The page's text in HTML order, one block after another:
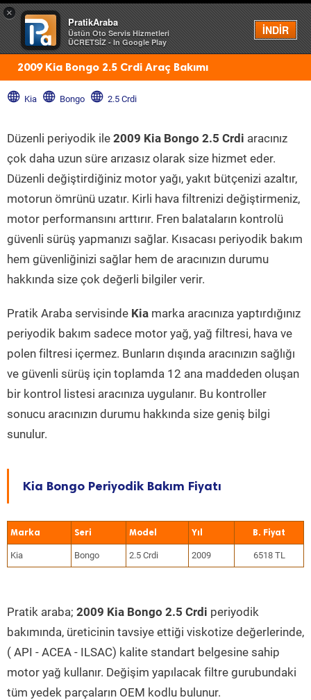
×
PratikAraba
Üstün Oto Servis Hizmetleri
ÜCRETSİZ - In Google Play
İNDİR
Menü
2009 Kia Bongo 2.5 Crdi Araç Bakımı
Kia Bongo 2.5 Crdi
Düzenli periyodik ile 2009 Kia Bongo 2.5 Crdi aracınız
çok daha uzun süre arızasız olarak size hizmet eder.
Düzenli değiştirdiğiniz motor yağı, yakıt bütçenizi azaltır,
motorun ömrünü uzatır. Kirli hava filtrenizi değiştirmeniz,
motor performansını arttırır. Fren balataların kontrolü
güvenli sürüş yapmanızı sağlar. Kısacası periyodik bakım
hem güvenliğinizi sağlar hem de aracınızın durumu
hakkında size çok değerli bilgiler verir.
Pratik Araba servisinde Kia marka aracınıza yaptırdığınız
periyodik bakım sadece motor yağ, yağ filtresi, hava ve
polen filtresi içermez. Bunların dışında aracınızın sağlığı
ve güvenli sürüş için toplamda 12 ana maddeden oluşan
bir kontrol listesi aracınıza uygulanır. Bu kontroller
sonucu aracınızın durumu hakkında size geniş bilgi
sunulur.
Kia Bongo Periyodik Bakım Fiyatı
Marka Seri Model Yıl
Kia Bongo 2.5 Crdi 2009 6518 TL
Pratik araba; 2009 Kia Bongo 2.5 Crdi periyodik
bakımında, üreticinin tavsiye ettiği viskotize değerlerinde,
( API - ACEA - ILSAC) kalite standart belgesine sahip
motor yağ kullanır. Değişim yapılacak filtre gurubundaki
tüm yedek parçaların OEM kodlu bulunur.